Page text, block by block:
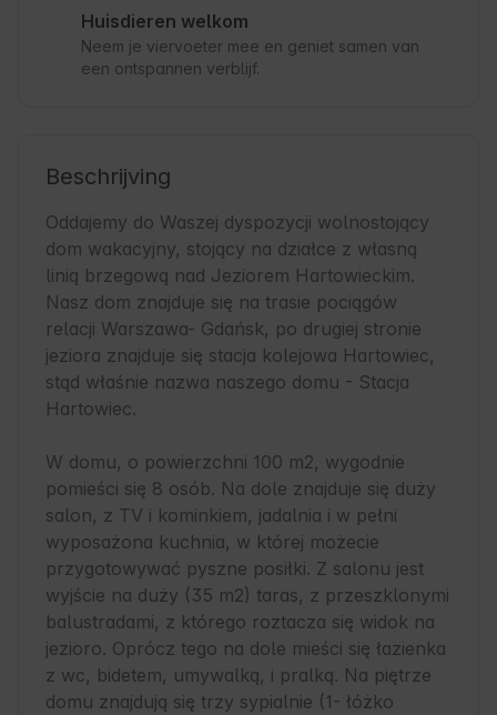
Huisdieren welkom
Neem je viervoeter mee en geniet samen van
een ontspannen verblijf.
Beschrijving
Oddajemy do Waszej dyspozycji wolnostojący
dom wakacyjny, stojący na działce z własną
linią brzegową nad Jeziorem Hartowieckim.
Nasz dom znajduje się na trasie pociągów
relacji Warszawa- Gdańsk, po drugiej stronie
jeziora znajduje się stacja kolejowa Hartowiec,
stąd właśnie nazwa naszego domu - Stacja
Hartowiec.
W domu, o powierzchni 100 m2, wygodnie
pomieści się 8 osób. Na dole znajduje się duży
salon, z TV i kominkiem, jadalnia i w pełni
wyposażona kuchnia, w której możecie
przygotowywać pyszne posiłki. Z salonu jest
wyjście na duży (35 m2) taras, z przeszklonymi
balustradami, z którego roztacza się widok na
jezioro. Oprócz tego na dole mieści się łazienka
z wc, bidetem, umywalką, i pralką. Na piętrze
domu znajdują się trzy sypialnie (1- łóżko